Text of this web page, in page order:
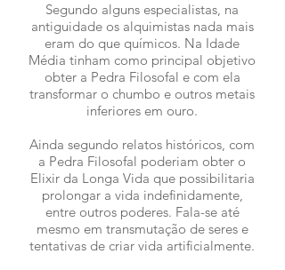
Segundo alguns especialistas, na
antiguidade os alquimistas nada mais
eram do que químicos. Na Idade
Média tinham como principal objetivo
obter a Pedra Filosofal e com ela
transformar o chumbo e outros metais
inferiores em ouro.
Ainda segundo relatos históricos, com
a Pedra Filosofal poderiam obter o
Elixir da Longa Vida que possibilitaria
prolongar a vida indefinidamente,
entre outros poderes. Fala-se até
mesmo em transmutação de seres e
tentativas de criar vida artificialmente.